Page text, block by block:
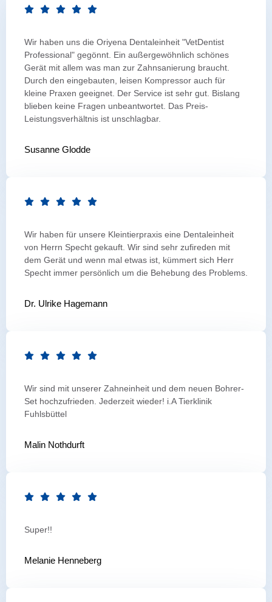
Wir haben uns die Oriyena Dentaleinheit "VetDentist
Professional" gegönnt. Ein außergewöhnlich schönes
Gerät mit allem was man zur Zahnsanierung braucht.
Durch den eingebauten, leisen Kompressor auch für
kleine Praxen geeignet. Der Service ist sehr gut. Bislang
blieben keine Fragen unbeantwortet. Das Preis-
Leistungsverhältnis ist unschlagbar.
Susanne Glodde
Wir haben für unsere Kleintierpraxis eine Dentaleinheit
von Herrn Specht gekauft. Wir sind sehr zufireden mit
dem Gerät und wenn mal etwas ist, kümmert sich Herr
Specht immer persönlich um die Behebung des Problems.
Dr. Ulrike Hagemann
Wir sind mit unserer Zahneinheit und dem neuen Bohrer-
Set hochzufrieden. Jederzeit wieder! i.A Tierklinik
Fuhlsbüttel
Malin Nothdurft
Super!!
Melanie Henneberg